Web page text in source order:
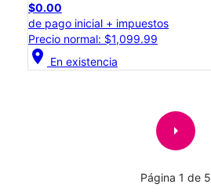
$0.00
de pago inicial + impuestos
Precio normal: $1,099.99
location_on En existencia
arrow_right
Página 1 de 5